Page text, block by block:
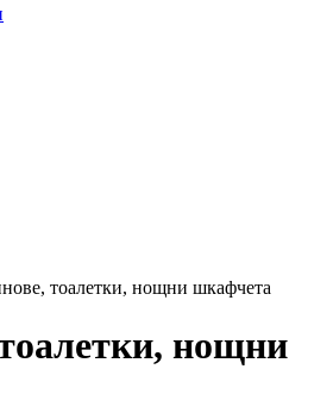
тоалетки, нощни шкафчета
нощни